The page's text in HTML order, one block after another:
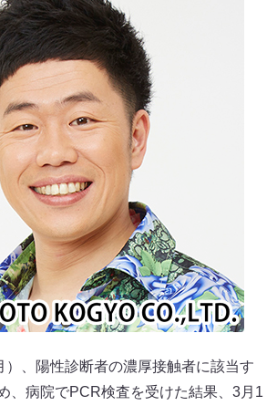
）、陽性診断者の濃厚接触者に該当す
、病院でPCR検査を受けた結果、3月1